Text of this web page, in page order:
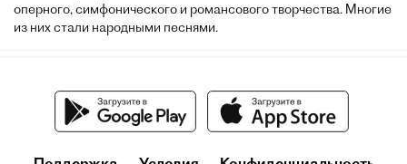
оперного, симфонического и романсового творчества. Многие
из них стали народными песнями.